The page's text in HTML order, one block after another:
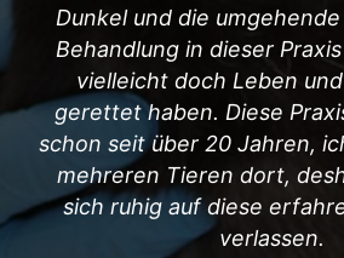
Dunkel und die
Behandlung in dieser
vielleicht doch Leben
gerettet haben. Diese
schon seit über 20 Jahren,
mehreren Tieren dort,
sich ruhig auf diese
verlassen.